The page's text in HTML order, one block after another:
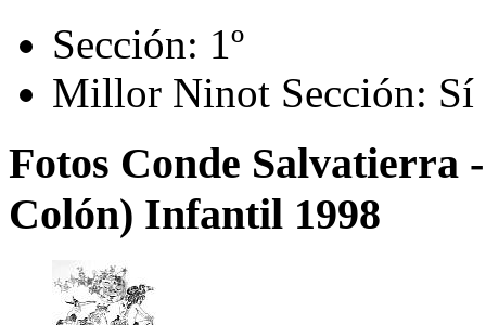
Sección: 1º
Millor Ninot Sección: Sí
Fotos Conde Salvatierra
Colón) Infantil 1998